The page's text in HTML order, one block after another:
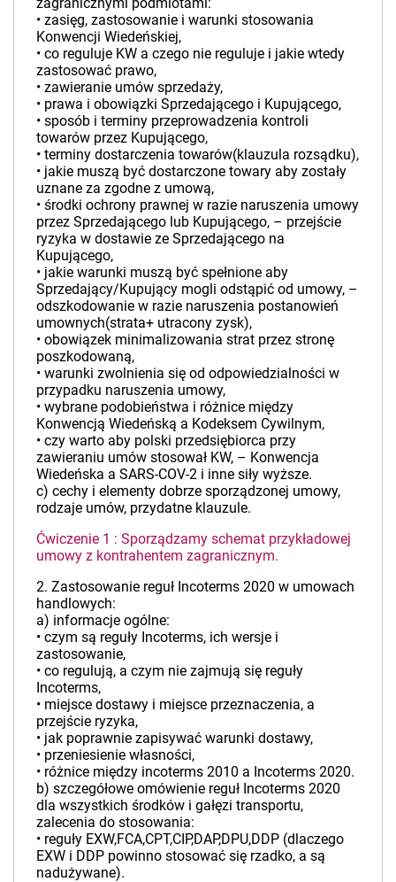
• zasięg, zastosowanie i warunki stosowania
Konwencji Wiedeńskiej,
• co reguluje KW a czego nie reguluje i jakie wtedy
zastosować prawo,
• zawieranie umów sprzedaży,
• prawa i obowiązki Sprzedającego i Kupującego,
• sposób i terminy przeprowadzenia kontroli
towarów przez Kupującego,
• terminy dostarczenia towarów(klauzula rozsądku),
• jakie muszą być dostarczone towary aby zostały
uznane za zgodne z umową,
• środki ochrony prawnej w razie naruszenia umowy
przez Sprzedającego lub Kupującego, – przejście
ryzyka w dostawie ze Sprzedającego na
Kupującego,
• jakie warunki muszą być spełnione aby
Sprzedający/Kupujący mogli odstąpić od umowy, –
odszkodowanie w razie naruszenia postanowień
umownych(strata+ utracony zysk),
• obowiązek minimalizowania strat przez stronę
poszkodowaną,
• warunki zwolnienia się od odpowiedzialności w
przypadku naruszenia umowy,
• wybrane podobieństwa i różnice między
Konwencją Wiedeńską a Kodeksem Cywilnym,
• czy warto aby polski przedsiębiorca przy
zawieraniu umów stosował KW, – Konwencja
Wiedeńska a SARS-COV-2 i inne siły wyższe.
c) cechy i elementy dobrze sporządzonej umowy,
rodzaje umów, przydatne klauzule.
Ćwiczenie 1 : Sporządzamy schemat przykładowej
umowy z kontrahentem zagranicznym.
2. Zastosowanie reguł Incoterms 2020 w umowach
handlowych:
a) informacje ogólne:
• czym są reguły Incoterms, ich wersje i
zastosowanie,
• co regulują, a czym nie zajmują się reguły
Incoterms,
• miejsce dostawy i miejsce przeznaczenia, a
przejście ryzyka,
• jak poprawnie zapisywać warunki dostawy,
• przeniesienie własności,
• różnice między incoterms 2010 a Incoterms 2020.
b) szczegółowe omówienie reguł Incoterms 2020
dla wszystkich środków i gałęzi transportu,
zalecenia do stosowania:
• reguły EXW,FCA,CPT,CIP,DAP,DPU,DDP (dlaczego
EXW i DDP powinno stosować się rzadko, a są
nadużywane).